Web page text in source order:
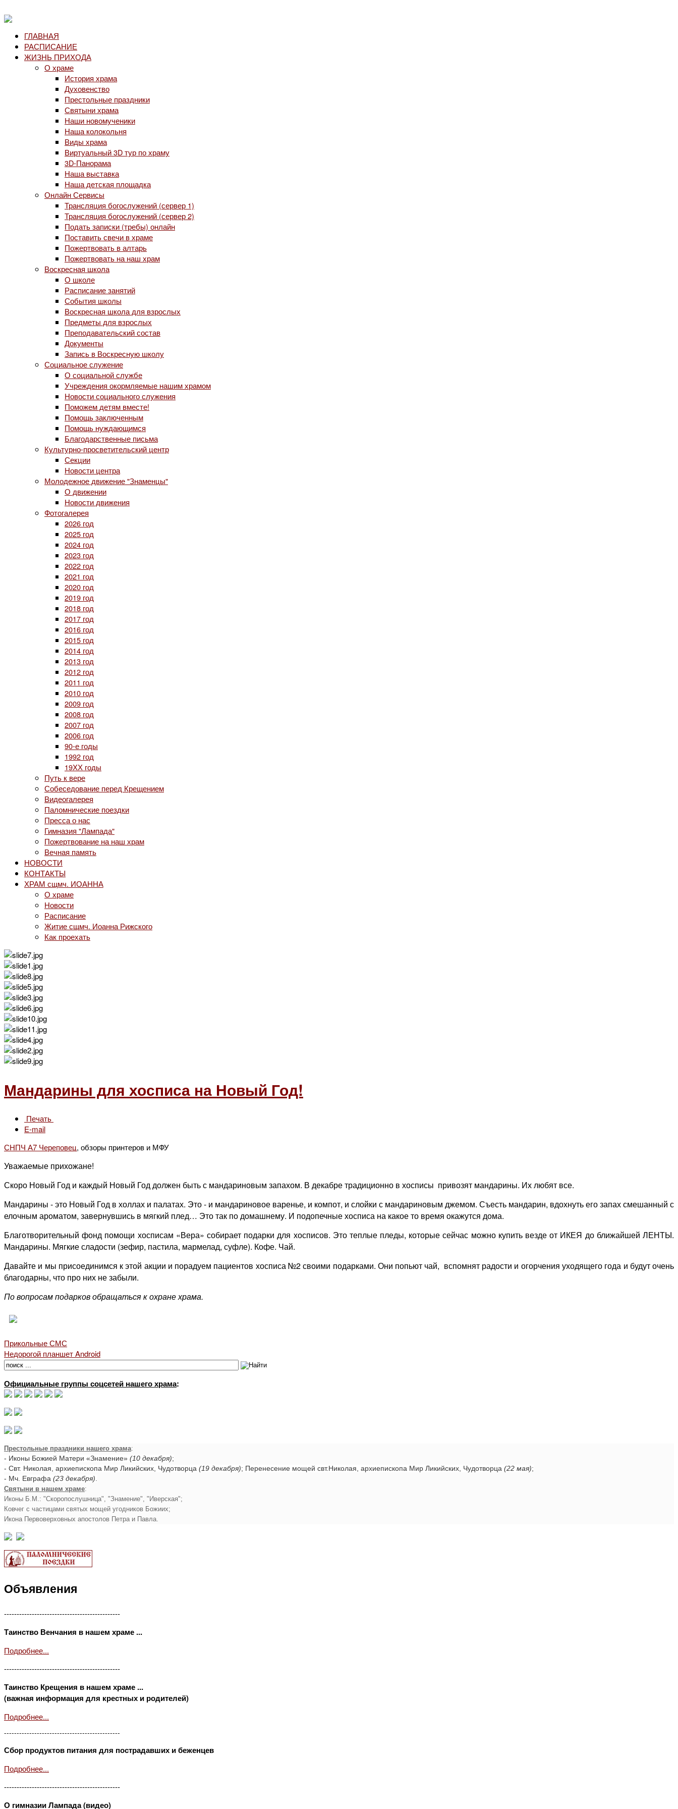
ГЛАВНАЯ
РАСПИСАНИЕ
ЖИЗНЬ ПРИХОДА
О храме
История храма
Духовенство
Престольные праздники
Святыни храма
Наши новомученики
Наша колокольня
Виды храма
Виртуальный 3D тур по храму
3D-Панорама
Наша выставка
Наша детская площадка
Онлайн Сервисы
Трансляция богослужений (сервер 1)
Трансляция богослужений (сервер 2)
Подать записки (требы) онлайн
Поставить свечи в храме
Пожертвовать в алтарь
Пожертвовать на наш храм
Воскресная школа
О школе
Расписание занятий
События школы
Воскресная школа для взрослых
Предметы для взрослых
Преподавательский состав
Документы
Запись в Воскресную школу
Социальное служение
О социальной службе
Учреждения окормляемые нашим храмом
Новости социального служения
Поможем детям вместе!
Помощь заключенным
Помощь нуждающимся
Благодарственные письма
Культурно-просветительский центр
Секции
Новости центра
Молодежное движение "Знаменцы"
О движении
Новости движения
Фотогалерея
2026 год
2025 год
2024 год
2023 год
2022 год
2021 год
2020 год
2019 год
2018 год
2017 год
2016 год
2015 год
2014 год
2013 год
2012 год
2011 год
2010 год
2009 год
2008 год
2007 год
2006 год
90-е годы
1992 год
19ХХ годы
Путь к вере
Собеседование перед Крещением
Видеогалерея
Паломнические поездки
Пресса о нас
Гимназия "Лампада"
Пожертвование на наш храм
Вечная память
НОВОСТИ
КОНТАКТЫ
ХРАМ сщмч. ИОАННА
О храме
Новости
Расписание
Житие сщмч. Иоанна Рижского
Как проехать
Мандарины для хосписа на Новый Год!
Печать
E-mail
СНПЧ А7 Череповец, обзоры принтеров и МФУ
Уважаемые прихожане!
Скоро Новый Год и каждый Новый Год должен быть с мандариновым запахом. В декабре традиционно в хосписы привозят мандарины. Их любят все.
Мандарины - это Новый Год в холлах и палатах. Это - и мандариновое варенье, и компот, и слойки с мандариновым джемом. Съесть мандарин, вдохнуть его запах смешанный с
елочным ароматом, завернувшись в мягкий плед… Это так по домашнему. И подопечные хосписа на какое то время окажутся дома.
Благотворительный фонд помощи хосписам «Вера» собирает подарки для хосписов. Это теплые пледы, которые сейчас можно купить везде от ИКЕЯ до ближайшей ЛЕНТЫ.
Мандарины. Мягкие сладости (зефир, пастила, мармелад, суфле). Кофе. Чай.
Давайте и мы присоединимся к этой акции и порадуем пациентов хосписа №2 своими подарками. Они попьют чай, вспомнят радости и огорчения уходящего года и будут очень
благодарны, что про них не забыли.
По вопросам подарков обращаться к охране храма.
Прикольные СМС
Недорогой планшет Android
Официальные группы соцсетей нашего храма:
Престольные праздники нашего храма:
- Иконы Божией Матери «Знамение» (10 декабря);
- Свт. Николая, архиепископа Мир Ликийских, Чудотворца (19 декабря); Перенесение мощей свт.Николая, архиепископа Мир Ликийских, Чудотворца (22 мая);
- Мч. Евграфа (23 декабря)
Святыни в нашем храме:
Иконы Б.М.: "Скоропослушница", "Знамение", "Иверская";
Ковчег с частицами святых мощей угодников Божиих;
Икона Первоверховных апостолов Петра и Павла.
Объявления
----------------------------------------------
Таинство Венчания в нашем храме ...
Подробнее...
----------------------------------------------
Таинство Крещения в нашем храме ...
(важная информация для крестных и родителей)
Подробнее...
----------------------------------------------
Сбор продуктов питания для пострадавших и беженцев
Подробнее...
----------------------------------------------
О гимназии Лампада (видео)